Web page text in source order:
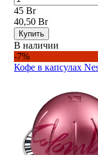
45 Br
40,50 Br
Купить
В наличии
-7%
Кофе в капсулах